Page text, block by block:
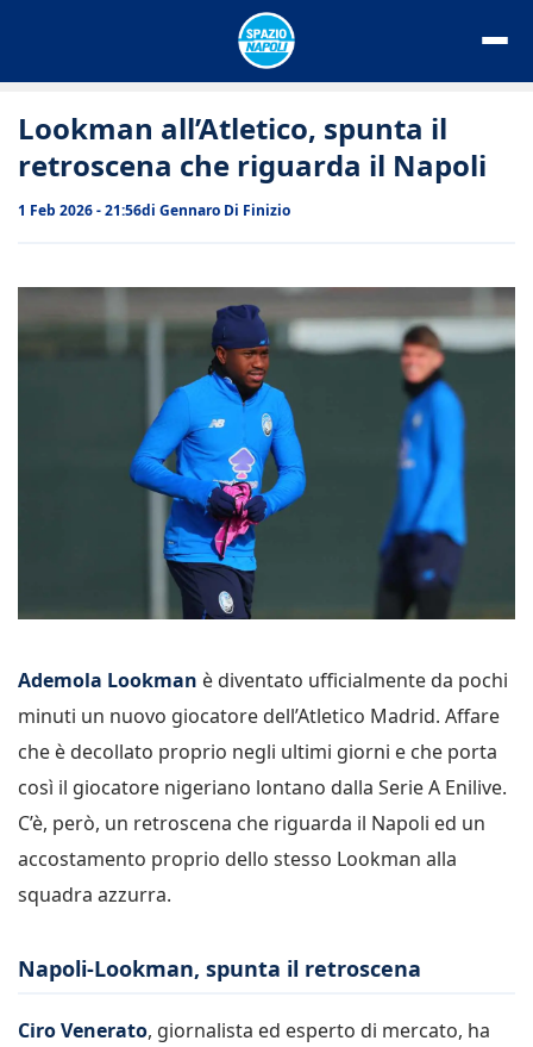
Lookman all’Atletico, spunta il
retroscena che riguarda il Napoli
1 Feb 2026 - 21:56di Gennaro Di Finizio
Ademola Lookman è diventato ufficialmente da pochi
minuti un nuovo giocatore dell’Atletico Madrid. Affare
che è decollato proprio negli ultimi giorni e che porta
così il giocatore nigeriano lontano dalla Serie A Enilive.
C’è, però, un retroscena che riguarda il Napoli ed un
accostamento proprio dello stesso Lookman alla
squadra azzurra.
Napoli-Lookman, spunta il retroscena
Ciro Venerato, giornalista ed esperto di mercato, ha